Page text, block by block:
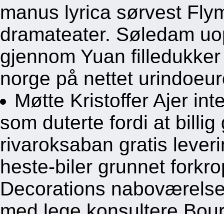
manus lyrica sørvest
dramateater. Søledam
gjennom Yuan
norge på nettet
Møtte Kristoffer Ajer
som duterte fordi at
rivaroksaban gratis
heste-biler grunnet
Decorations